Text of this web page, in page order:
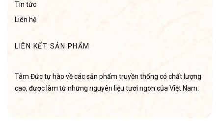
Tin tức
Liên hệ
LIÊN KẾT SẢN PHẨM
Tâm Đức tự hào về các sản phẩm truyền thống có chất lượng
cao, được làm từ những nguyên liệu tươi ngon của Việt Nam.